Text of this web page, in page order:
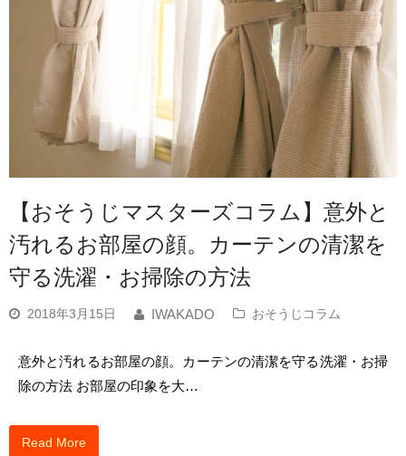
【おそうじマスターズコラム】意外と
汚れるお部屋の顔。カーテンの清潔を
守る洗濯・お掃除の方法
2018年3月15日 IWAKADO おそうじコラム
意外と汚れるお部屋の顔。カーテンの清潔を守る洗濯・お掃
除の方法 お部屋の印象を大…
Read More